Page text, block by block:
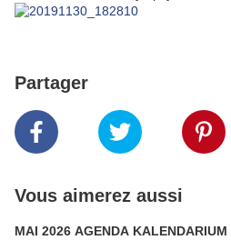
Partager
Vous aimerez aussi
MAI 2026 AGENDA KALENDARIUM